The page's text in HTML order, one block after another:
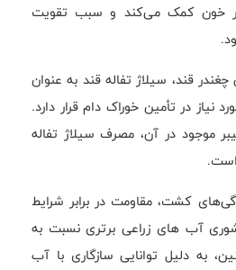
خون کمک می‌کند و سبب تقویت
قند، سیلاژ تفاله قند به عنوان
در تأمین خوراک دام قرار دارد.
موجود در آن، مصرف سیلاژ تفاله
است.
کشت، مقاومت در برابر شرایط
آب های زراعی برتری نسبت به
به دلیل توانایی سازگاری با آب